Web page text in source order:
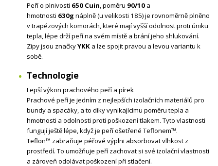
Peří o plnivosti 650 Cuin , poměru 90/10 a
hmotnosti 630g náplně (u velikosti 185) je rovnoměrně plněno
v trapézových komorách, které mají vyšší odolnost proti úniku
tepla, lépe drží peří na svém místě a brání jeho shlukování.
Zipy jsou značkyYKK a lze spojit pravou a levou variantu k
sobě.
Technologie
Lepší výkon prachového peří a pírek
Prachové peří je jedním z nejlepších izolačních materiálů pro
bundy a spacáky, a to díky vynikajícímu poměru tepla a
hmotnosti a odolnosti proti poškození tlakem. Tyto vlastnosti
fungují ještě lépe, když je peří ošetřené Teflonem™.
Teflon™ zabraňuje péřové výplni absorbovat vlhkost z
prostředí. To umožňuje peří zachovat si své izolační vlastnosti
a zároveň odolávat poškození při stlačení.